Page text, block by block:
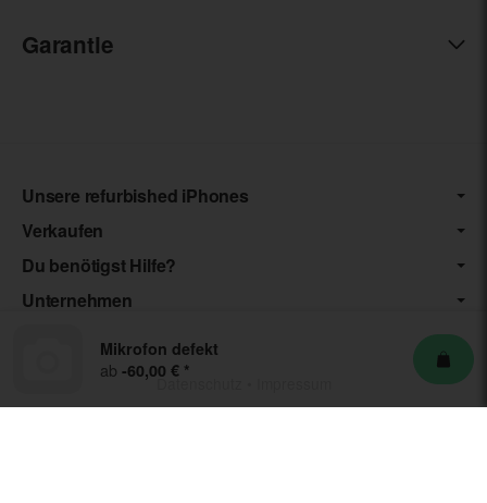
Mikrofon defekt
ab -60,00 € *
Garantie
Unsere refurbished iPhones
Verkaufen
Du benötigst Hilfe?
Unternehmen
Datenschutz